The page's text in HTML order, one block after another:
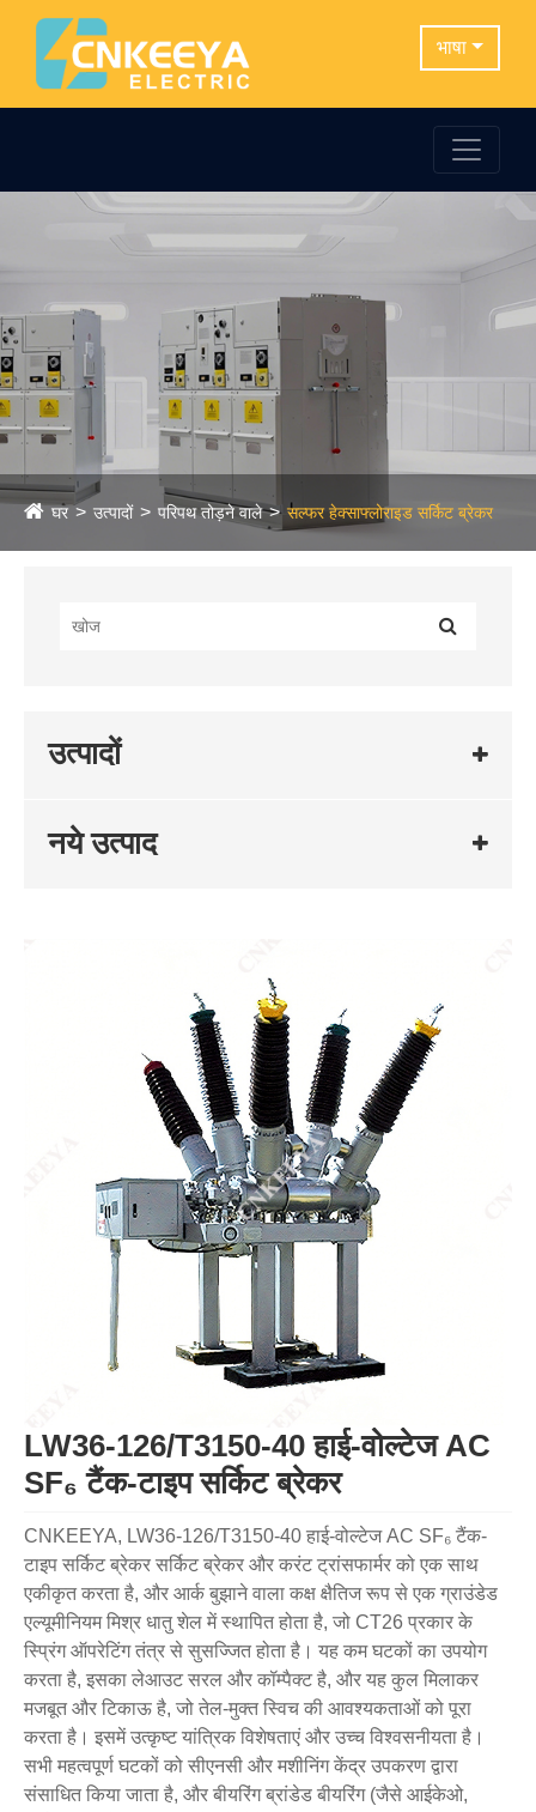
भाषा
घर उत्पादों परिपथ तोड़ने वाले सल्फर हेक्साफ्लोराइड सर्किट ब्रेकर
उत्पादों
नये उत्पाद
LW36-126/T3150-40 हाई-वोल्टेज AC
SF₆ टैंक-टाइप सर्किट ब्रेकर
CNKEEYA, LW36-126/T3150-40 हाई-वोल्टेज AC SF₆ टैंक-
टाइप सर्किट ब्रेकर सर्किट ब्रेकर और करंट ट्रांसफार्मर को एक साथ
एकीकृत करता है, और आर्क बुझाने वाला कक्ष क्षैतिज रूप से एक ग्राउंडेड
एल्यूमीनियम मिश्र धातु शेल में स्थापित होता है, जो CT26 प्रकार के
स्प्रिंग ऑपरेटिंग तंत्र से सुसज्जित होता है। यह कम घटकों का उपयोग
करता है, इसका लेआउट सरल और कॉम्पैक्ट है, और यह कुल मिलाकर
मजबूत और टिकाऊ है, जो तेल-मुक्त स्विच की आवश्यकताओं को पूरा
करता है। इसमें उत्कृष्ट यांत्रिक विशेषताएं और उच्च विश्वसनीयता है।
सभी महत्वपूर्ण घटकों को सीएनसी और मशीनिंग केंद्र उपकरण द्वारा
संसाधित किया जाता है, और बीयरिंग ब्रांडेड बीयरिंग (जैसे आईकेओ,